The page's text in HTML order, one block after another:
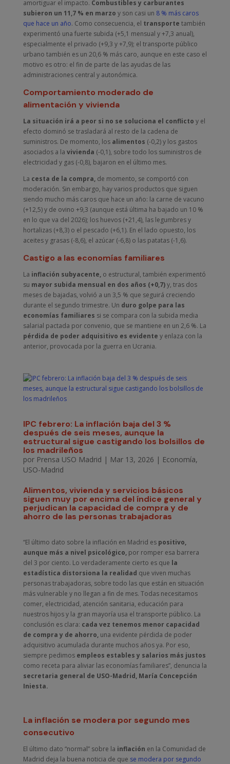
amortiguar el impacto. Combustibles y carburantes
subieron un 11,7 % en marzo y son casi un 8 % más caros
que hace un año. Como consecuencia, el transporte también
experimentó una fuerte subida (+5,1 mensual y +7,3 anual),
especialmente el privado (+9,3 y +7,9); el transporte público
urbano también es un 20,6 % más caro, aunque en este caso el
motivo es otro: el fin de parte de las ayudas de las
administraciones central y autonómica.
Comportamiento moderado de
alimentación y vivienda
La situación irá a peor si no se soluciona el conflicto y el
efecto dominó se trasladará al resto de la cadena de
suministros. De momento, los alimentos (-0,2) y los gastos
asociados a la vivienda (-0,1), sobre todo los suministros de
electricidad y gas (-0,8), bajaron en el último mes.
La cesta de la compra,de momento, se comportó con
moderación. Sin embargo, hay varios productos que siguen
siendo mucho más caros que hace un año: la carne de vacuno
(+12,5) y de ovino +9,3 (aunque está última ha bajado un 10 %
en lo que va del 2026); los huevos (+21,4), las legumbres y
hortalizas (+8,3) o el pescado (+6,1). En el lado opuesto, los
aceites y grasas (-8,6), el azúcar (-6,8) o las patatas (-1,6).
Castigo a las economías familiares
La inflación subyacente,o estructural, también experimentó
su mayor subida mensual en dos años (+0,7)y, tras dos
meses de bajadas, volvió a un 3,5 % que seguirá creciendo
durante el segundo trimestre. Un duro golpe para las
economías familiares si se compara con la subida media
salarial pactada por convenio, que se mantiene en un 2,6 %. La
pérdida de poder adquisitivo es evidente y enlaza con la
anterior, provocada por la guerra en Ucrania.
IPC febrero: La inflación baja del 3 %
después de seis meses, aunque la
estructural sigue castigando los bolsillos de
los madrileños
por Prensa USO Madrid | Mar 13, 2026 | Economía,
USO-Madrid
Alimentos, vivienda y servicios básicos
siguen muy por encima del índice general y
perjudican la capacidad de compra y de
ahorro de las personas trabajadoras
“El último dato sobre la inflación en Madrid es positivo,
aunque más a nivel psicológico,por romper esa barrera
del 3 por ciento. Lo verdaderamente cierto es que la
estadística distorsiona la realidad que viven muchas
personas trabajadoras, sobre todo las que están en situación
más vulnerable y no llegan a fin de mes. Todas necesitamos
comer, electricidad, atención sanitaria, educación para
nuestros hijos y la gran mayoría usa el transporte público. La
conclusión es clara: cada vez tenemos menor capacidad
de compra y de ahorro,una evidente pérdida de poder
adquisitivo acumulada durante muchos años ya. Por eso,
siempre pedimos empleos estables y salarios más justos
como receta para aliviar las economías familiares”, denuncia la
secretaria general de USO-Madrid, María Concepción
Iniesta.
La inflación se modera por segundo mes
consecutivo
El último dato “normal” sobre la inflación en la Comunidad de
Madrid deja la buena noticia de que se modera por segundo